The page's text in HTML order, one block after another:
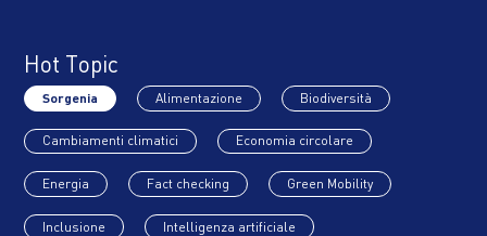
Hot Topic
Sorgenia Alimentazione Biodiversità
Cambiamenti climatici Economia circolare
Energia Fact checking Green Mobility
Inclusione Intelligenza artificiale